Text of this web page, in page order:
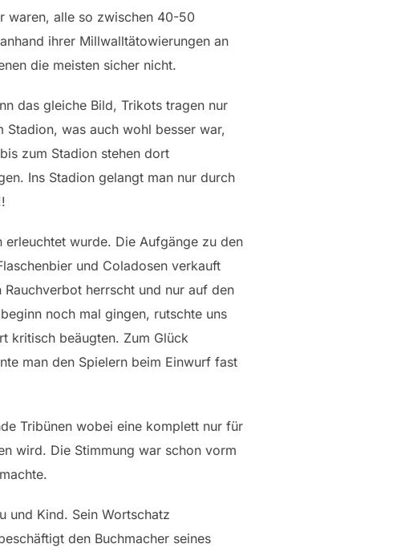
waren, alle so zwischen 40-50
ihrer Millwalltätowierungen an
die meisten sicher nicht.
das gleiche Bild, Trikots tragen nur
was auch wohl besser war,
zum Stadion stehen dort
Ins Stadion gelangt man nur durch
erleuchtet wurde. Die Aufgänge zu den
und Coladosen verkauft
herrscht und nur auf den
noch mal gingen, rutschte uns
kritisch beäugten. Zum Glück
man den Spielern beim Einwurf fast
Tribünen wobei eine komplett nur für
wird. Die Stimmung war schon vorm
und Kind. Sein Wortschatz
den Buchmacher seines